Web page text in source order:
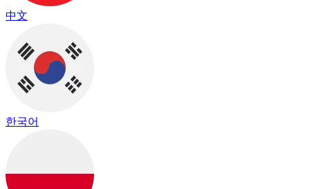
中文
한국어